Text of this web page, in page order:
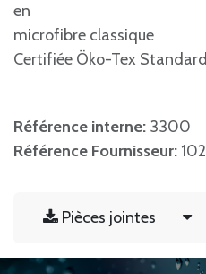
en
microfibre classique
Certifiée Öko-Tex
Référence interne: 3300
Référence Fournisseur:
Pièces jointes